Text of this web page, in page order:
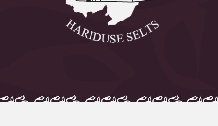
Sillaotsa Talumuuseum